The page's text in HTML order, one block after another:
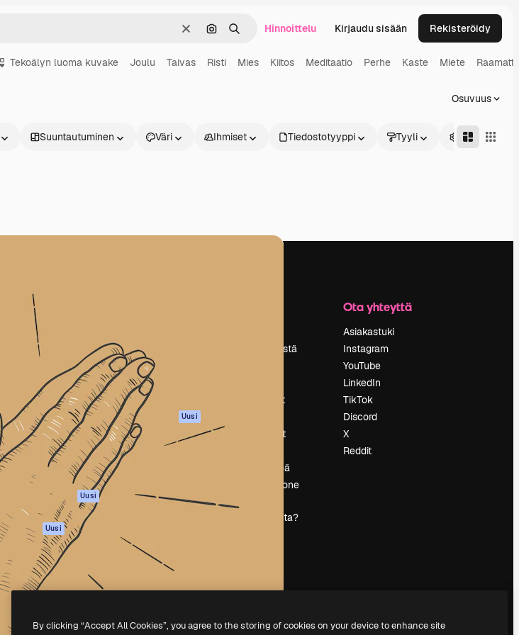
SelkeäHae kuvan perusteella
Haku Hinnoittelu Kirjaudu sisään Rekisteröidy
Tekoälyn luoma kuvake Joulu Taivas Risti Mies Kiitos Meditaatio Perhe Kaste Miete
Osuvuus
Suuntautuminen Väri Ihmiset Tiedostotyyppi Tyyli Edistynyt
Tuotteet
Spaces
Tekoälyavustaja
Tekoälyllä toimiva
kuvageneraattori
Tekoälyllä toimiva
videogeneraattori
Tekoälyllä toimiva
äänigeneraattori
Kuvapankkisisältö
MCP
Claudelle ja
ChatGPT:lle
Uusi
Agentit Uusi
Mobiilisovellus
Kaikki Magnific-
työkalut
Dokumentaatio
Tuki
Käyttöehdot
Tietosuojakäytäntö
Alkuperäiset
Uusi
Evästepolitiikka
Luottamuskeskus
Tietoja meistä
Hakutrendit
Tapahtumat
Myy sisältöä
Lehdistöhuone
magnific.ai:ta?
Ota yhteyttä
Asiakastuki
Instagram
YouTube
LinkedIn
TikTok
Discord
X
Reddit
By clicking “Accept All Cookies”, you agree to the storing of cookies on your device to enhance site